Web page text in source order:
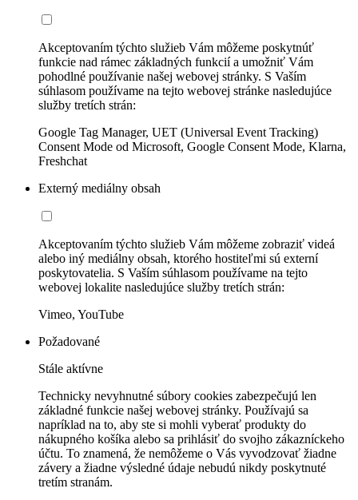
Akceptovaním týchto služieb Vám môžeme poskytnúť
funkcie nad rámec základných funkcií a umožniť Vám
pohodlné používanie našej webovej stránky. S Vaším
súhlasom používame na tejto webovej stránke nasledujúce
služby tretích strán:
Google Tag Manager, UET (Universal Event Tracking)
Consent Mode od Microsoft, Google Consent Mode, Klarna,
Freshchat
Externý mediálny obsah
Akceptovaním týchto služieb Vám môžeme zobraziť videá
alebo iný mediálny obsah, ktorého hostiteľmi sú externí
poskytovatelia. S Vaším súhlasom používame na tejto
webovej lokalite nasledujúce služby tretích strán:
Vimeo, YouTube
Požadované
Stále aktívne
Technicky nevyhnutné súbory cookies zabezpečujú len
základné funkcie našej webovej stránky. Používajú sa
napríklad na to, aby ste si mohli vyberať produkty do
nákupného košíka alebo sa prihlásiť do svojho zákazníckeho
účtu. To znamená, že nemôžeme o Vás vyvodzovať žiadne
závery a žiadne výsledné údaje nebudú nikdy poskytnuté
tretím stranám.